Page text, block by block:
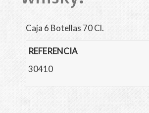
Caja 6 Botellas 70 Cl.
REFERENCIA
30410